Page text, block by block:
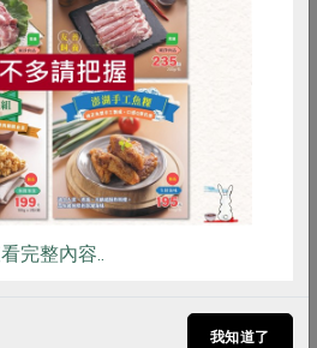
發電；英國Energy Garden則注
青年或弱勢族群面臨能源貧窮問
知小型發電措施與自行取得能源
的參與過程，反映公民參與在能
過由公民自主發起的能源革命，
能走得長遠。因此，歐洲再生能
的電廠，也確保餘電販售在市場
食譜 減硝酸鹽
共同購買
完整內容..
我知道了